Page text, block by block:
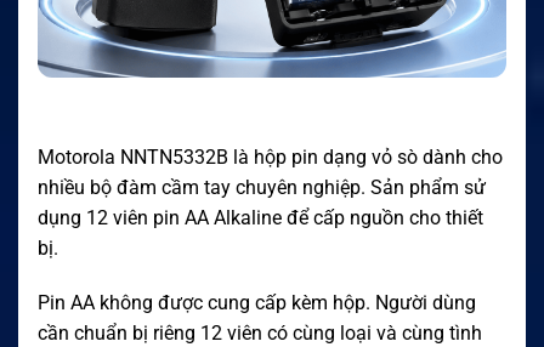
Motorola NNTN5332B là hộp pin dạng vỏ sò dành cho
nhiều bộ đàm cầm tay chuyên nghiệp. Sản phẩm sử
dụng 12 viên pin AA Alkaline để cấp nguồn cho thiết
bị.
Pin AA không được cung cấp kèm hộp. Người dùng
cần chuẩn bị riêng 12 viên có cùng loại và cùng tình